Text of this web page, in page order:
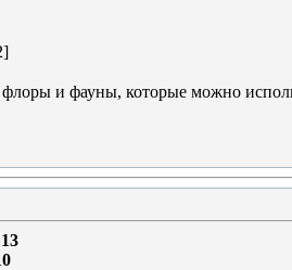
и фауны, которые можно
13